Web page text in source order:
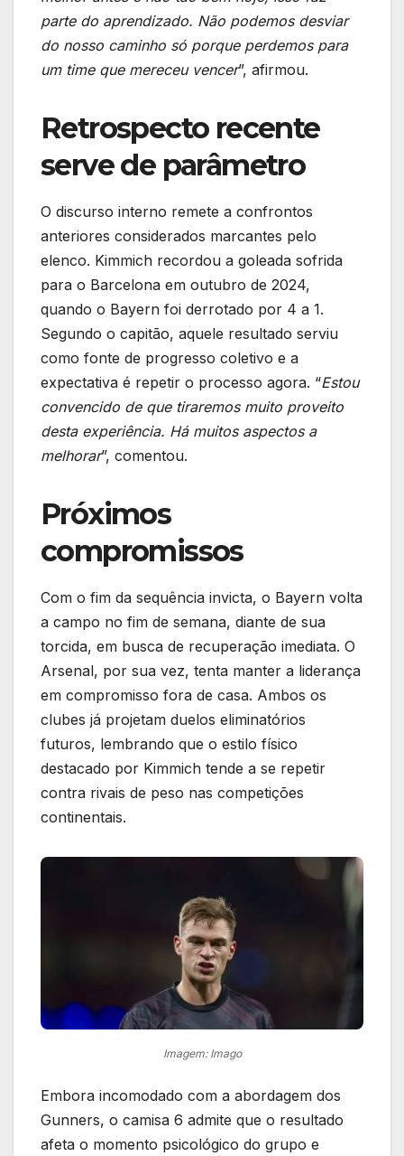
parte do aprendizado. Não podemos desviar
do nosso caminho só porque perdemos para
um time que mereceu vencer”, afirmou.
Retrospecto recente
serve de parâmetro
O discurso interno remete a confrontos
anteriores considerados marcantes pelo
elenco. Kimmich recordou a goleada sofrida
para o Barcelona em outubro de 2024,
quando o Bayern foi derrotado por 4 a 1.
Segundo o capitão, aquele resultado serviu
como fonte de progresso coletivo e a
expectativa é repetir o processo agora. “Estou
convencido de que tiraremos muito proveito
desta experiência. Há muitos aspectos a
melhorar”, comentou.
Próximos
compromissos
Com o fim da sequência invicta, o Bayern volta
a campo no fim de semana, diante de sua
torcida, em busca de recuperação imediata. O
Arsenal, por sua vez, tenta manter a liderança
em compromisso fora de casa. Ambos os
clubes já projetam duelos eliminatórios
futuros, lembrando que o estilo físico
destacado por Kimmich tende a se repetir
contra rivais de peso nas competições
continentais.
Imagem: Imago
Embora incomodado com a abordagem dos
Gunners, o camisa 6 admite que o resultado
afeta o momento psicológico do grupo e